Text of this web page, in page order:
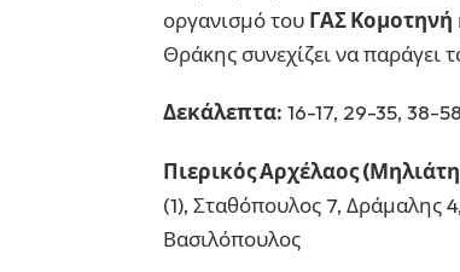
οργανισμό του ΓΑΣ Κομοτηνή
Θράκης συνεχίζει να παράγει
Δεκάλεπτα: 16-17, 29-35, 38-
Πιερικός Αρχέλαος
(1), Σταθόπουλος 7, Δράμαλης
Βασιλόπουλος